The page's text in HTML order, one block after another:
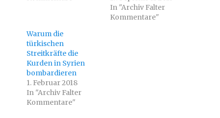
u
t
e
i
l
e
n
(
W
i
r
d
i
e
n
(
W
i
r
d
i
In "Archiv Falter
Kommentare"
Warum die
türkischen
Streitkräfte die
Kurden in Syrien
bombardieren
1. Februar 2018
In "Archiv Falter
Kommentare"